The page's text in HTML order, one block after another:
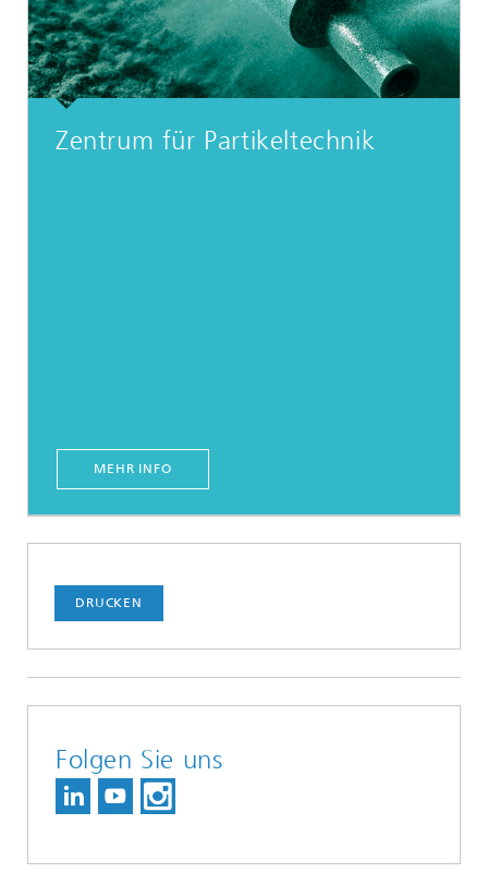
Zentrum für Partikeltechnik
MEHR INFO
DRUCKEN
Folgen Sie uns